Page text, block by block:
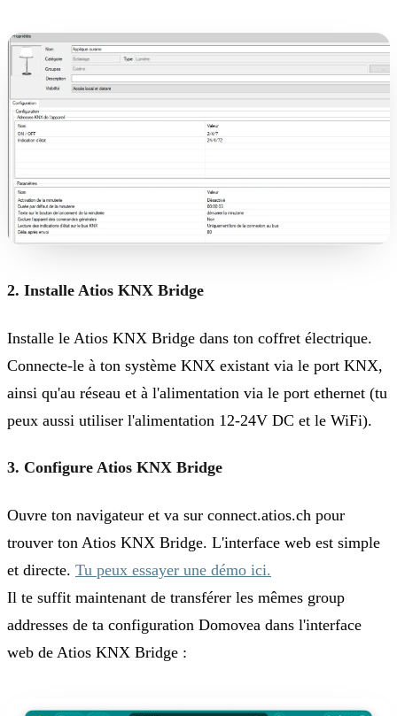
2. Installe Atios KNX Bridge
Installe le Atios KNX Bridge dans ton coffret électrique.
Connecte-le à ton système KNX existant via le port KNX,
ainsi qu'au réseau et à l'alimentation via le port ethernet (tu
peux aussi utiliser l'alimentation 12-24V DC et le WiFi).
3. Configure Atios KNX Bridge
Ouvre ton navigateur et va sur connect.atios.ch pour
trouver ton Atios KNX Bridge. L'interface web est simple
et directe. Tu peux essayer une démo ici.
Il te suffit maintenant de transférer les mêmes group
addresses de ta configuration Domovea dans l'interface
web de Atios KNX Bridge :